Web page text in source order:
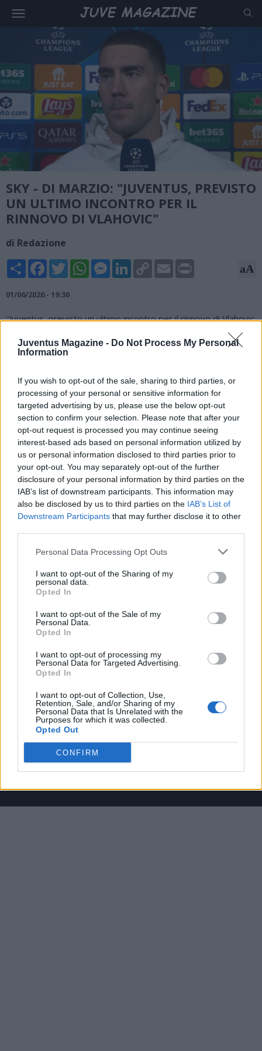
Juventus Magazine - Do Not Process My Personal
Information
If you wish to opt-out of the sale, sharing to third parties, or
processing of your personal or sensitive information for
targeted advertising by us, please use the below opt-out
section to confirm your selection. Please note that after your
opt-out request is processed you may continue seeing
interest-based ads based on personal information utilized by
us or personal information disclosed to third parties prior to
your opt-out. You may separately opt-out of the further
disclosure of your personal information by third parties on the
IAB’s list of downstream participants. This information may
also be disclosed by us to third parties on the IAB’s List of
Downstream Participants that may further disclose it to other
Personal Data Processing Opt Outs
I want to opt-out of the Sharing of my
personal data.
Opted In
I want to opt-out of the Sale of my
Personal Data.
Opted In
I want to opt-out of processing my
Personal Data for Targeted Advertising.
Opted In
I want to opt-out of Collection, Use,
Retention, Sale, and/or Sharing of my
Personal Data that Is Unrelated with the
Purposes for which it was collected.
Opted Out
CONFIRM
SKY - DI MARZIO: "JUVENTUS, PREVISTO
UN ULTIMO INCONTRO PER IL
RINNOVO DI VLAHOVIC"
di Redazione
Share FacebookTwitterWhatsAppMessengerLinkedInCopy
Link
Email aA
01/06/2026 - 19:30
"Juventus, previsto un ultimo incontro per il rinnovo di Vlahovic.
Riavviati i contatti per Kolo Muani", scrive Gianluca Di Marzio,
giornalista, su X.
Vlahovic. Riavviati i contatti per Kolo Muani
— Gianluca Di Marzio (@DiMarzio) June 1, 2026
Il materiale (testo, foto e video) consultabile in questo portale è di nostra proprietà.
Alcune foto (screenshot) ed articoli presenti su "Juventus Magazine" sono in parte giunti
stampa con immagini e testi allegati ed autorizzati alla pubblicazione, e quindi valutati
di pubblico dominio. Se i soggetti o gli autori avessero qualcosa in contrario alla
pubblicazione, non avranno che da segnalarlo alla redazione (indirizzo email:
redazione@napolimagazine.com), che provvederà prontamente alla rimozione.
"Juventus Magazine" non è una testata giornalistica, ma un sito di informazione di